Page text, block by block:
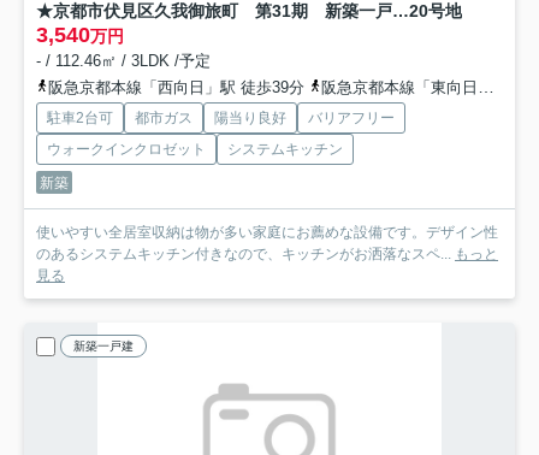
★京都市伏見区久我御旅町 第31期 新築一戸建て20号地
3,540万円
- / 112.46㎡ / 3LDK /予定
阪急京都本線「西向日」駅 徒歩39分
阪急京都本線「東向日」駅 徒歩42分
駐車2台可 都市ガス 陽当り良好
バリアフリー
ウォークインクロゼット
システムキッチン
新築
使いやすい全居室収納は物が多い家庭にお薦めな設備です。デザイン性
のあるシステムキッチン付きなので、キッチンがお洒落なスペ... もっと
見る
新築一戸建